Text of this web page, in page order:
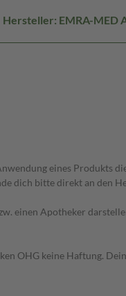
Hersteller: EMRA-MED
eines Produkts
dich bitte direkt an den
einen Apotheker
OHG keine Haftung.